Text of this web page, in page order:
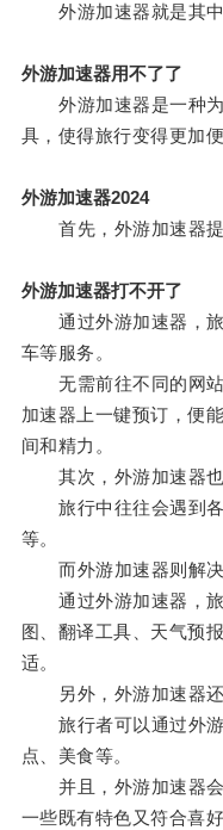
外游加速器就是其中
外游加速器用不了了
外游加速器是一种为
具，使得旅行变得更加便
外游加速器2024
首先，外游加速器提
外游加速器打不开了
通过外游加速器，旅
车等服务。
无需前往不同的网站
加速器上一键预订，便
间和精力。
其次，外游加速器也
旅行中往往会遇到各
等。
而外游加速器则解决
通过外游加速器，旅
图、翻译工具、天气预
适。
另外，外游加速器还
旅行者可以通过外游
点、美食等。
并且，外游加速器会
一些既有特色又符合喜